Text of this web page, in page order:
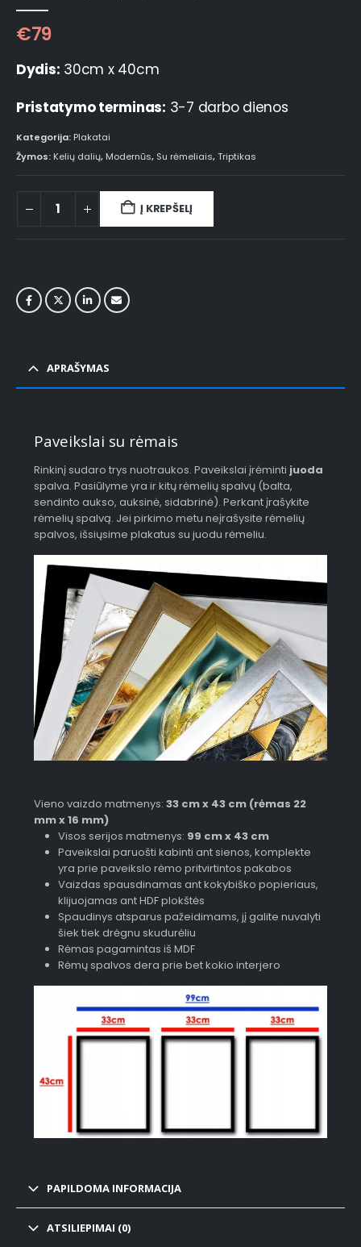
€79
Dydis: 30cm x 40cm
Pristatymo terminas: 3-7 darbo dienos
Kategorija: Plakatai
Žymos: Kelių dalių, Modernūs, Su rėmeliais,Triptikas
Į KREPŠELĮ
APRAŠYMAS
Paveikslai su rėmais
Rinkinį sudaro trys nuotraukos. Paveikslai įrėminti juoda
spalva. Pasiūlyme yra ir kitų rėmelių spalvų (balta,
sendinto aukso, auksinė, sidabrinė). Perkant įrašykite
rėmelių spalvą. Jei pirkimo metu neįrašysite rėmelių
spalvos, išsiųsime plakatus su juodu rėmeliu.
Vieno vaizdo matmenys:33 cm x 43 cm (rėmas 22
mm x 16 mm)
Visos serijos matmenys: 99 cm x 43 cm
Paveikslai paruošti kabinti ant sienos, komplekte
yra prie paveikslo rėmo pritvirtintos pakabos
Vaizdas spausdinamas ant kokybiško popieriaus,
klijuojamas ant HDF plokštės
Spaudinys atsparus pažeidimams, jį galite nuvalyti
šiek tiek drėgnu skudurėliu
Rėmas pagamintas iš MDF
Rėmų spalvos dera prie bet kokio interjero
PAPILDOMA INFORMACIJA
ATSILIEPIMAI (0)